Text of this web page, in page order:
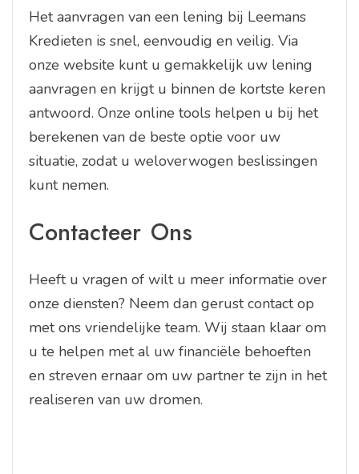
Het aanvragen van een lening bij Leemans
Kredieten is snel, eenvoudig en veilig. Via
onze website kunt u gemakkelijk uw lening
aanvragen en krijgt u binnen de kortste keren
antwoord. Onze online tools helpen u bij het
berekenen van de beste optie voor uw
situatie, zodat u weloverwogen beslissingen
kunt nemen.
Contacteer Ons
Heeft u vragen of wilt u meer informatie over
onze diensten? Neem dan gerust contact op
met ons vriendelijke team. Wij staan klaar om
u te helpen met al uw financiële behoeften
en streven ernaar om uw partner te zijn in het
realiseren van uw dromen.